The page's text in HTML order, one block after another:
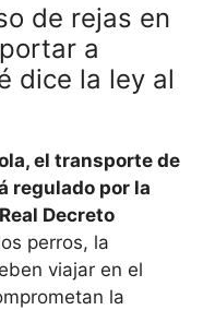
de rejas en
a
dice la ley al
el transporte de
regulado por la
Decreto
perros, la
viajar en el
la